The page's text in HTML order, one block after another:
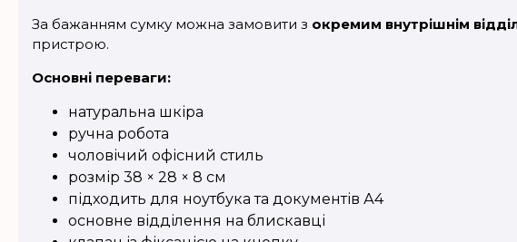
За бажанням сумку можна замовити з окремим внутрішнім
пристрою.
Основні переваги:
натуральна шкіра
ручна робота
чоловічий офісний стиль
розмір 38 × 28 × 8 см
підходить для ноутбука та документів А4
основне відділення на блискавці